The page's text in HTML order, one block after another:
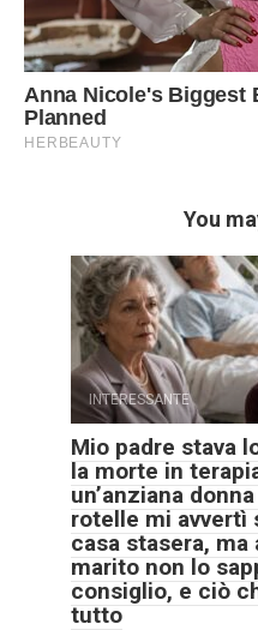
You
INTERESSANTE
Mio padre stava
la morte in
un’anziana
rotelle mi avvertì
casa stasera,
marito non lo
consiglio, e ciò
tutto